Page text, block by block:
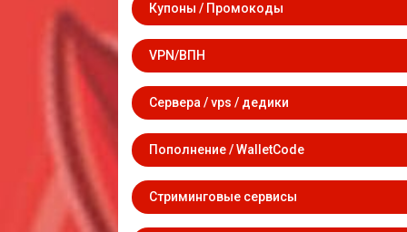
Купоны / Промокоды
VPN/ВПН
Сервера / vps / дедики
Пополнение / WalletCode
Стриминговые сервисы